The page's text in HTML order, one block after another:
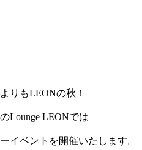
りもLEONの秋！
Lounge LEONでは
イベントを開催いたします。